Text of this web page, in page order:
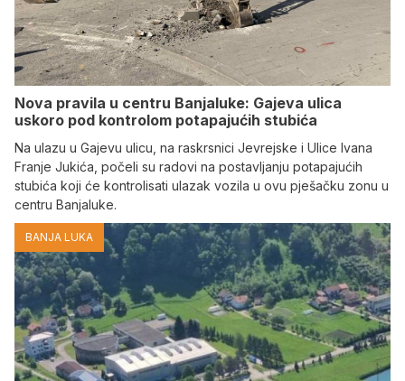
Nova pravila u centru Banjaluke: Gajeva ulica
uskoro pod kontrolom potapajućih stubića
Na ulazu u Gajevu ulicu, na raskrsnici Jevrejske i Ulice Ivana
Franje Jukića, počeli su radovi na postavljanju potapajućih
stubića koji će kontrolisati ulazak vozila u ovu pješačku zonu u
centru Banjaluke.
BANJA LUKA